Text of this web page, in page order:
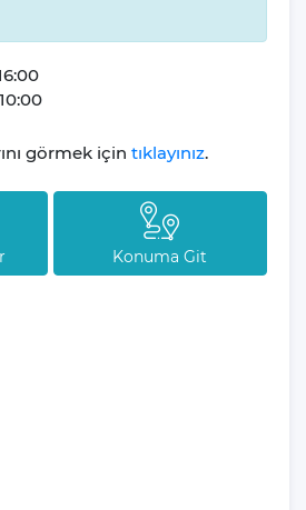
anılar biriktirerek evlerine dönmesini
siz ve sevdiklerinizle paylaşılan her
gönülden arzular.
ne kadar kıymetli olduğunu derinden
boyunca yanınızda olmayı taahhüt
sizlere kesintisiz, eğlenceli ve huzur
için her an hazır bulunmaktadır.
görmek için tıklayınız.
Konuma Git